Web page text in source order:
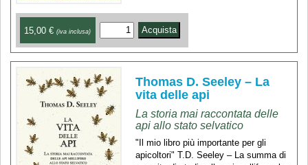
15,00 € (iva inclusa)
Thomas D. Seeley – La
vita delle api
La storia mai raccontata delle
api allo stato selvatico
"Il mio libro più importante per gli
apicoltori" T.D. Seeley – La summa di